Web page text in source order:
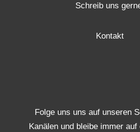
Schreib uns
Kontakt
Folge uns uns auf unseren
Kanälen und bleibe immer